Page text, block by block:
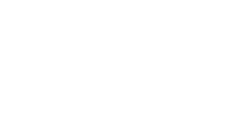
épületeiben
büszkélkedhet, amelyek különleges
mellett található Callas Café & Restaurant az
Az épület különlegességét az art deco
Budapest hangulatát, ugyanakkor modern